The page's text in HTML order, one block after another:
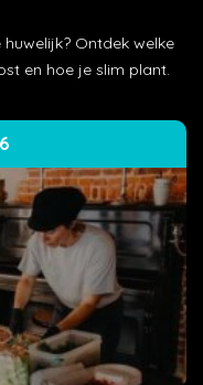
Ontdek welke
en hoe je slim plant.